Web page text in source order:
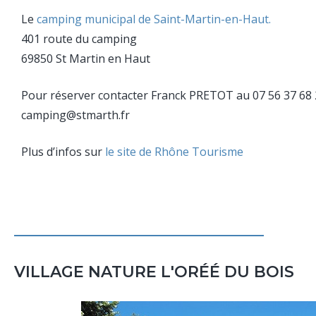
Le camping municipal de Saint-Martin-en-Haut.
401 route du camping
69850 St Martin en Haut
Pour réserver contacter Franck PRETOT au 07 56 37 68
camping@stmarth.fr
Plus d’infos sur le site de Rhône Tourisme
VILLAGE NATURE L'ORÉÉ DU BOIS